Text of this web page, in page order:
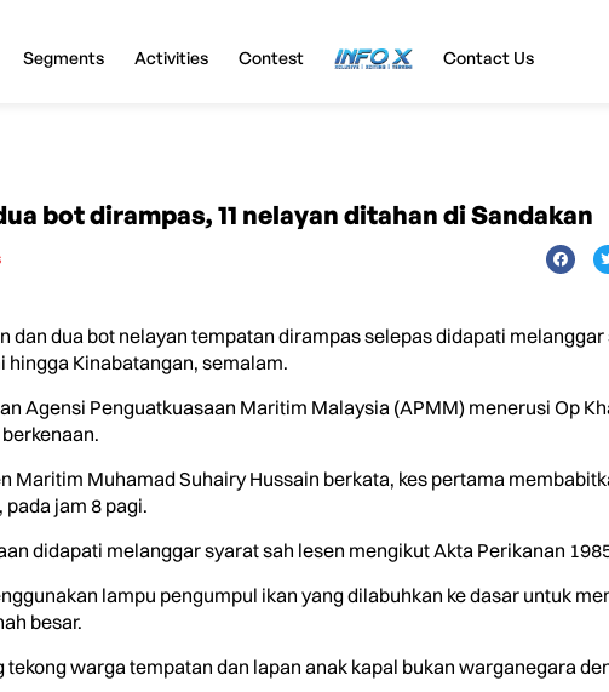
Segments Activities Contest InfoX Contact Us
bot dirampas, 11 nelayan ditahan di Sandakan
dan dua bot nelayan tempatan dirampas selepas didapati
Kinabatangan, semalam.
Agensi Penguatkuasaan Maritim Malaysia (APMM) menerusi Op
Maritim Muhamad Suhairy Hussain berkata, kes pertama
jam 8 pagi.
didapati melanggar syarat sah lesen mengikut Akta Perikanan
lampu pengumpul ikan yang dilabuhkan ke dasar untuk
besar.
warga tempatan dan lapan anak kapal bukan warganegara